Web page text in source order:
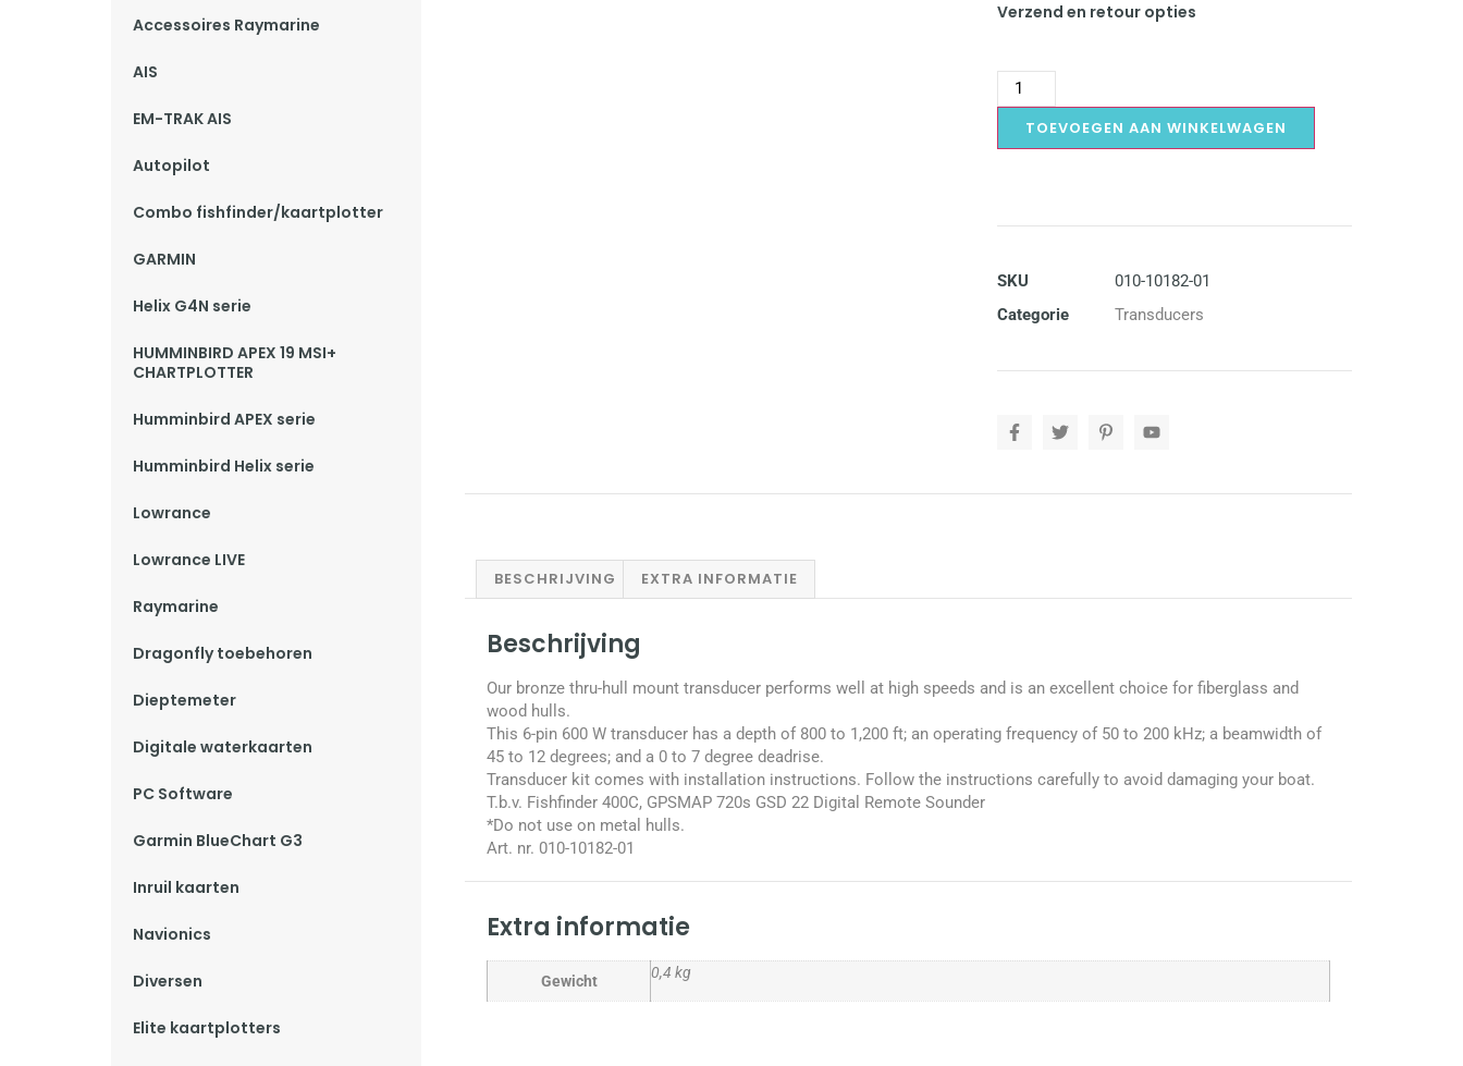
Accessoires Raymarine
AIS
EM-TRAK AIS
Autopilot
Combo fishfinder/kaartplotter
GARMIN
Helix G4N serie
HUMMINBIRD APEX 19 MSI+
CHARTPLOTTER
Humminbird APEX serie
Humminbird Helix serie
Lowrance
Lowrance LIVE
Raymarine
Dragonfly toebehoren
Dieptemeter
Digitale waterkaarten
PC Software
Garmin BlueChart G3
Inruil kaarten
Navionics
Diversen
Elite kaartplotters
Verzend en retour opties
TOEVOEGEN AAN WINKELWAGEN
SKU
010-10182-01
Categorie
Transducers
BESCHRIJVING EXTRA INFORMATIE
Beschrijving
Our bronze thru-hull mount transducer performs well at high speeds and is an excellent choice for fiberglass and
wood hulls.
This 6-pin 600 W transducer has a depth of 800 to 1,200 ft; an operating frequency of 50 to 200 kHz; a beamwidth of
45 to 12 degrees; and a 0 to 7 degree deadrise.
Transducer kit comes with installation instructions. Follow the instructions carefully to avoid damaging your boat.
T.b.v. Fishfinder 400C, GPSMAP 720s GSD 22 Digital Remote Sounder
*Do not use on metal hulls.
Art. nr. 010-10182-01
Extra informatie
Gewicht 0,4 kg